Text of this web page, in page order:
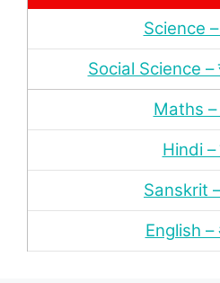
Science –
Social Science –
Maths –
Hindi –
Sanskrit
English –